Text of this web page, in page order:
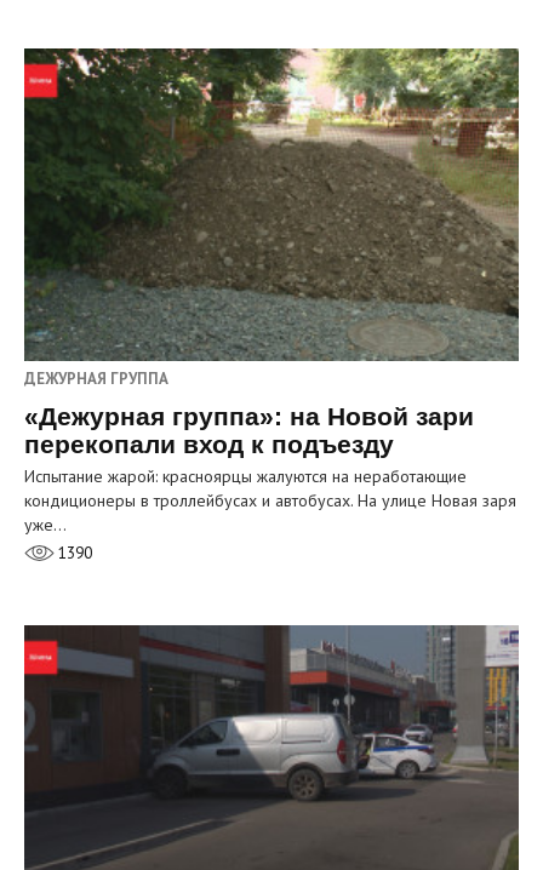
ДЕЖУРНАЯ ГРУППА
«Дежурная группа»: на Новой зари
перекопали вход к подъезду
Испытание жарой: красноярцы жалуются на неработающие
кондиционеры в троллейбусах и автобусах. На улице Новая заря
уже…
1390